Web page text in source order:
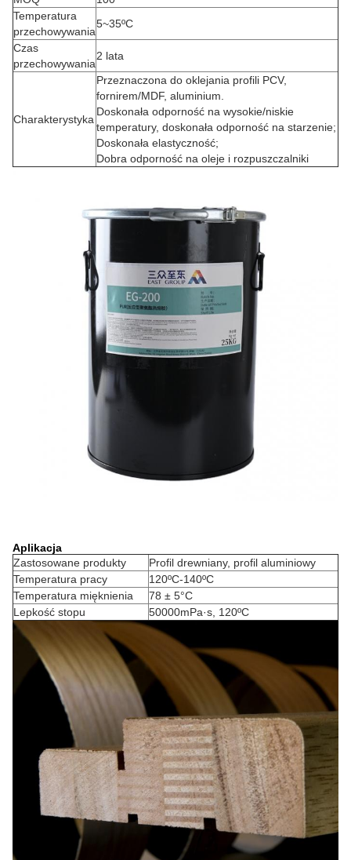
Temperatura
przechowywania
5~35ºC
Czas
przechowywania
2 lata
Charakterystyka
Przeznaczona do oklejania profili PCV,
fornirem/MDF, aluminium.
Doskonała odporność na wysokie/niskie
temperatury, doskonała odporność na starzenie;
Doskonała elastyczność;
Dobra odporność na oleje i rozpuszczalniki
Aplikacja
Zastosowane produkty
Profil drewniany, profil aluminiowy
Temperatura pracy
120ºC-140ºC
Temperatura mięknienia
78 ± 5°C
Lepkość stopu
50000mPa·s, 120ºC